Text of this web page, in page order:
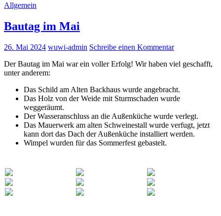
Allgemein
Bautag im Mai
26. Mai 2024 wuwi-admin Schreibe einen Kommentar
Der Bautag im Mai war ein voller Erfolg! Wir haben viel geschafft,
unter anderem:
Das Schild am Alten Backhaus wurde angebracht.
Das Holz von der Weide mit Sturmschaden wurde
weggeräumt.
Der Wasseranschluss an die Außenküche wurde verlegt.
Das Mauerwerk am alten Schweinestall wurde verfugt, jetzt
kann dort das Dach der Außenküche installiert werden.
Wimpel wurden für das Sommerfest gebastelt.